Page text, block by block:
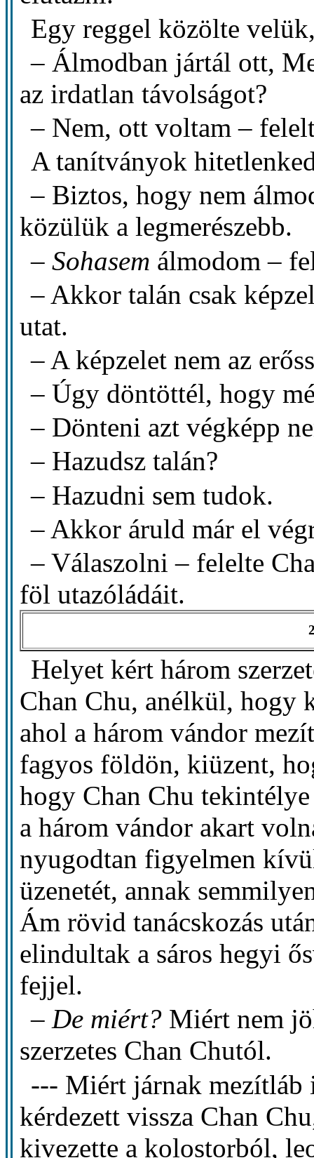
Egy reggel közölte
– Álmodban jártál ott,
az irdatlan távolságot?
– Nem, ott voltam –
A tanítványok
– Biztos, hogy nem
közülük a legmerészebb.
–Sohasem álmodom –
– Akkor talán csak
utat.
– A képzelet nem az
– Úgy döntöttél, hogy
– Dönteni azt végképp
– Hazudsz talán?
– Hazudni sem tudok.
– Akkor áruld már el
– Válaszolni – felelte
föl utazóládáit.
Helyet kért három
Chan Chu, anélkül, hogy
ahol a három vándor
fagyos földön, kiüzent,
hogy Chan Chu
a három vándor akart
nyugodtan figyelmen
üzenetét, annak
Ám rövid tanácskozás
elindultak a sáros hegyi
fejjel.
–De miért? Miért nem
szerzetes Chan Chutól.
--- Miért járnak mezítláb
kérdezett vissza Chan
kivezette a kolostorból,